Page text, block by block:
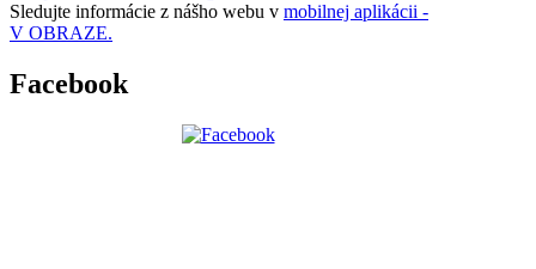
Sledujte informácie z nášho webu v mobilnej aplikácii -
V OBRAZE.
Facebook